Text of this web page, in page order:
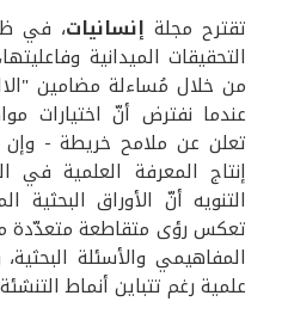
تقترح مجلة إنسانيات، في
التحقيقات الميدانية
من خلال مُساءلة مضامين
عندما نفترض أنّ اختيارات
تعلن عن ملامح خريطة -
إنتاج المعرفة العلمية في
التنويه أنّ الأوراق
تعكس رؤى متقاطعة متعدّدة
المفاهيمي والأسئلة
علمية رغم تتباين أنماط